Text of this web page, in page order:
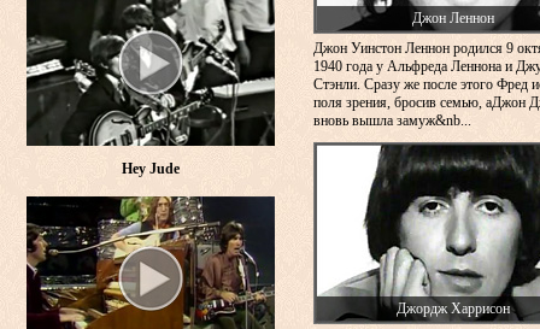
Джон Леннон
Джон Уинстон Леннон родился 9
1940 года у Альфреда Леннона и
Стэнли. Сразу же после этого Фред
поля зрения, бросив семью, аДжон
вновь вышла замуж&nb...
Джордж Харрисон
Hey Jude